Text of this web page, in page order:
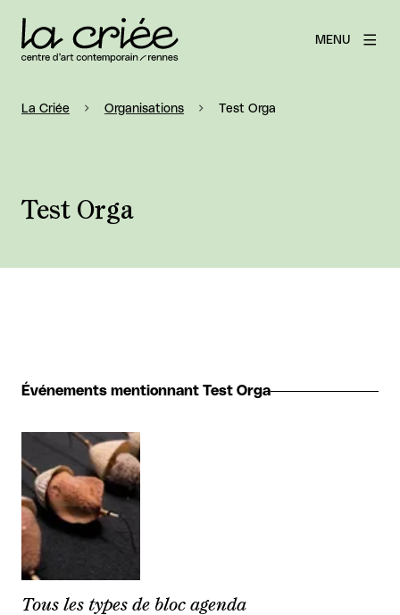
MENU
La Criée Organisations Test Orga
Test Orga
Événements mentionnant Test Orga
Tous les types de bloc agenda